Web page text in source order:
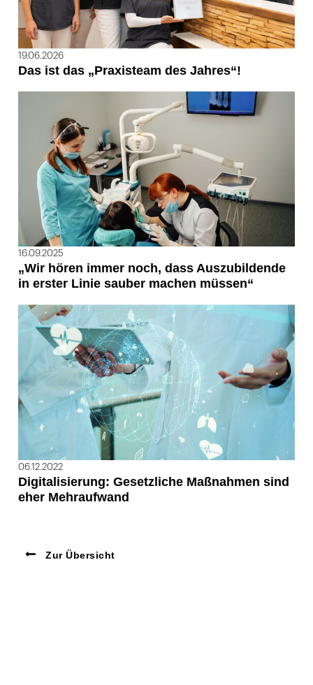
19.06.2026
Das ist das „Praxisteam des Jahres“!
16.09.2025
„Wir hören immer noch, dass Auszubildende
in erster Linie sauber machen müssen“
06.12.2022
Digitalisierung: Gesetzliche Maßnahmen sind
eher Mehraufwand
Zur Übersicht